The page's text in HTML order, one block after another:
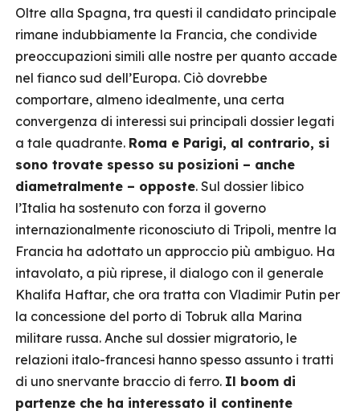
Oltre alla Spagna, tra questi il candidato principale
rimane indubbiamente la Francia, che condivide
preoccupazioni simili alle nostre per quanto accade
nel fianco sud dell’Europa. Ciò dovrebbe
comportare, almeno idealmente, una certa
convergenza di interessi sui principali dossier legati
a tale quadrante. Roma e Parigi, al contrario, si
sono trovate spesso su posizioni – anche
diametralmente – opposte. Sul dossier libico
l’Italia ha sostenuto con forza il governo
internazionalmente riconosciuto di Tripoli, mentre la
Francia ha adottato un approccio più ambiguo. Ha
intavolato, a più riprese, il dialogo con il generale
Khalifa Haftar, che ora tratta con Vladimir Putin per
la concessione del porto di Tobruk alla Marina
militare russa. Anche sul dossier migratorio, le
relazioni italo-francesi hanno spesso assunto i tratti
di uno snervante braccio di ferro. Il boom di
partenze che ha interessato il continente